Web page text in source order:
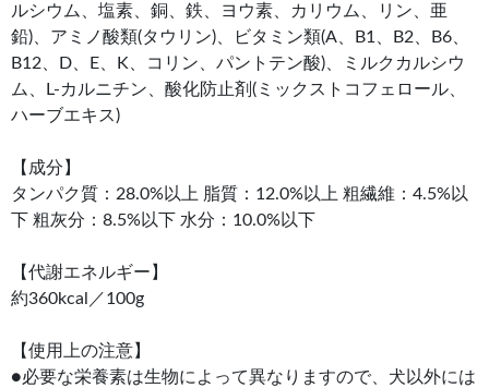
ルシウム、塩素、銅、鉄、ヨウ素、カリウム、リン、亜
鉛)、アミノ酸類(タウリン)、ビタミン類(A、B1、B2、B6、
B12、D、E、K、コリン、パントテン酸)、ミルクカルシウ
ム、L-カルニチン、酸化防止剤(ミックストコフェロール、
ハーブエキス)
【成分】
タンパク質：28.0%以上 脂質：12.0%以上 粗繊維：4.5%以
下 粗灰分：8.5%以下 水分：10.0%以下
【代謝エネルギー】
約360kcal／100g
【使用上の注意】
●必要な栄養素は生物によって異なりますので、犬以外には